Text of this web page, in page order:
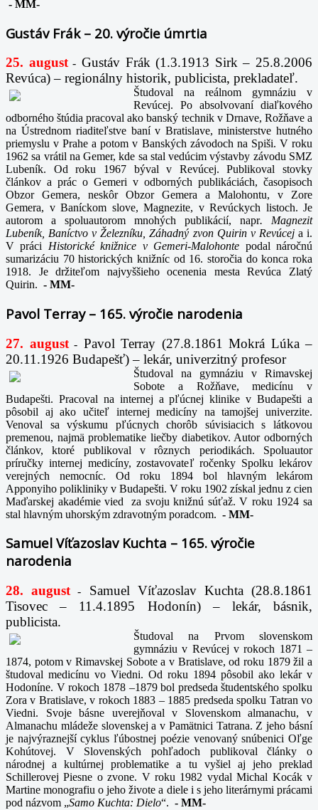
- MM-
Gustáv Frák – 20. výročie úmrtia
25. august- Gustáv Frák (1.3.1913 Sirk – 25.8.2006
Revúca) – regionálny historik, publicista, prekladateľ.
Študoval na reálnom gymnáziu v
Revúcej. Po absolvovaní diaľkového
odborného štúdia pracoval ako banský technik v Drnave, Rožňave a
na Ústrednom riaditeľstve baní v Bratislave, ministerstve hutného
priemyslu v Prahe a potom v Banských závodoch na Spiši. V roku
1962 sa vrátil na Gemer, kde sa stal vedúcim výstavby závodu SMZ
Lubeník. Od roku 1967 býval v Revúcej. Publikoval stovky
článkov a prác o Gemeri v odborných publikáciách, časopisoch
Obzor Gemera, neskôr Obzor Gemera a Malohontu, v Zore
Gemera, v Baníckom slove, Magnezite, v Revúckych listoch. Je
autorom a spoluautorom mnohých publikácií, napr. Magnezit
Lubeník, Baníctvo v Železníku, Záhadný zvon Quirin v Revúcej a i.
V práci Historické knižnice v Gemeri-Malohonte podal náročnú
sumarizáciu 70 historických knižníc od 16. storočia do konca roka
1918. Je držiteľom najvyššieho ocenenia mesta Revúca Zlatý
Quirin. - MM-
Pavol Terray – 165. výročie narodenia
27. august- Pavol Terray (27.8.1861 Mokrá Lúka –
20.11.1926 Budapešť) – lekár, univerzitný profesor
Študoval na gymnáziu v Rimavskej
Sobote a Rožňave, medicínu v
Budapešti. Pracoval na internej a pľúcnej klinike v Budapešti a
pôsobil aj ako učiteľ internej medicíny na tamojšej univerzite.
Venoval sa výskumu pľúcnych chorôb súvisiacich s látkovou
premenou, najmä problematike liečby diabetikov. Autor odborných
článkov, ktoré publikoval v rôznych periodikách. Spoluautor
príručky internej medicíny, zostavovateľ ročenky Spolku lekárov
verejných nemocníc. Od roku 1894 bol hlavným lekárom
Apponyiho polikliniky v Budapešti. V roku 1902 získal jednu z cien
Maďarskej akadémie vied za svoju knižnú súťaž. V roku 1924 sa
stal hlavným uhorským zdravotným poradcom. - MM-
Samuel Víťazoslav Kuchta – 165. výročie
narodenia
28. august -
Samuel Víťazoslav Kuchta (28.8.1861
Tisovec – 11.4.1895 Hodonín) – lekár, básnik,
publicista.
Študoval na Prvom slovenskom
gymnáziu v Revúcej v rokoch 1871 –
1874, potom v Rimavskej Sobote a v Bratislave, od roku 1879 žil a
študoval medicínu vo Viedni. Od roku 1894 pôsobil ako lekár v
Hodoníne. V rokoch 1878 –1879 bol predseda študentského spolku
Zora v Bratislave, v rokoch 1883 – 1885 predseda spolku Tatran vo
Viedni. Svoje básne uverejňoval v Slovenskom almanachu, v
Almanachu mládeže slovenskej a v Pamätnici Tatrana. Z jeho básní
je najvýraznejší cyklus ľúbostnej poézie venovaný snúbenici Oľge
Kohútovej. V Slovenských pohľadoch publikoval články o
národnej a kultúrnej problematike a tu vyšiel aj jeho preklad
Schillerovej Piesne o zvone. V roku 1982 vydal Michal Kocák v
Martine monografiu o jeho živote a diele i s jeho literárnymi prácami
pod názvom „Samo Kuchta: Dielo“. - MM-